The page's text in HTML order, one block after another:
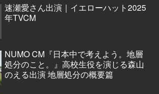
速瀬愛さん出演｜イエローハット2025
年TVCM
NUMO CM『日本中で考えよう。地層
処分のこと。』高校生役を演じる森山
のえる出演 地層処分の概要篇